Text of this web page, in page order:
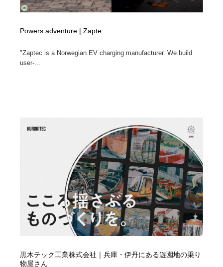
Powers adventure | Zapte
"Zaptec is a Norwegian EV charging manufacturer. We build
user-...
黒木テック工業株式会社｜兵庫・伊丹にある遊園地の乗り
物屋さん